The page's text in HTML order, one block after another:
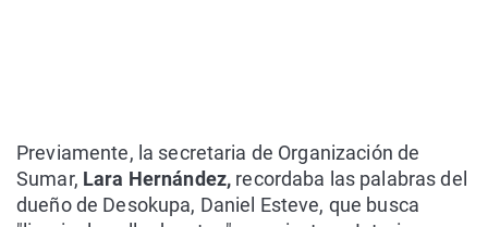
Previamente, la secretaria de Organización de
Sumar, Lara Hernández, recordaba las palabras del
dueño de Desokupa, Daniel Esteve, que busca